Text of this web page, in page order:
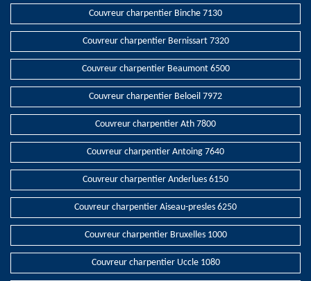
Couvreur charpentier Binche 7130
Couvreur charpentier Bernissart 7320
Couvreur charpentier Beaumont 6500
Couvreur charpentier Beloeil 7972
Couvreur charpentier Ath 7800
Couvreur charpentier Antoing 7640
Couvreur charpentier Anderlues 6150
Couvreur charpentier Aiseau-presles 6250
Couvreur charpentier Bruxelles 1000
Couvreur charpentier Uccle 1080